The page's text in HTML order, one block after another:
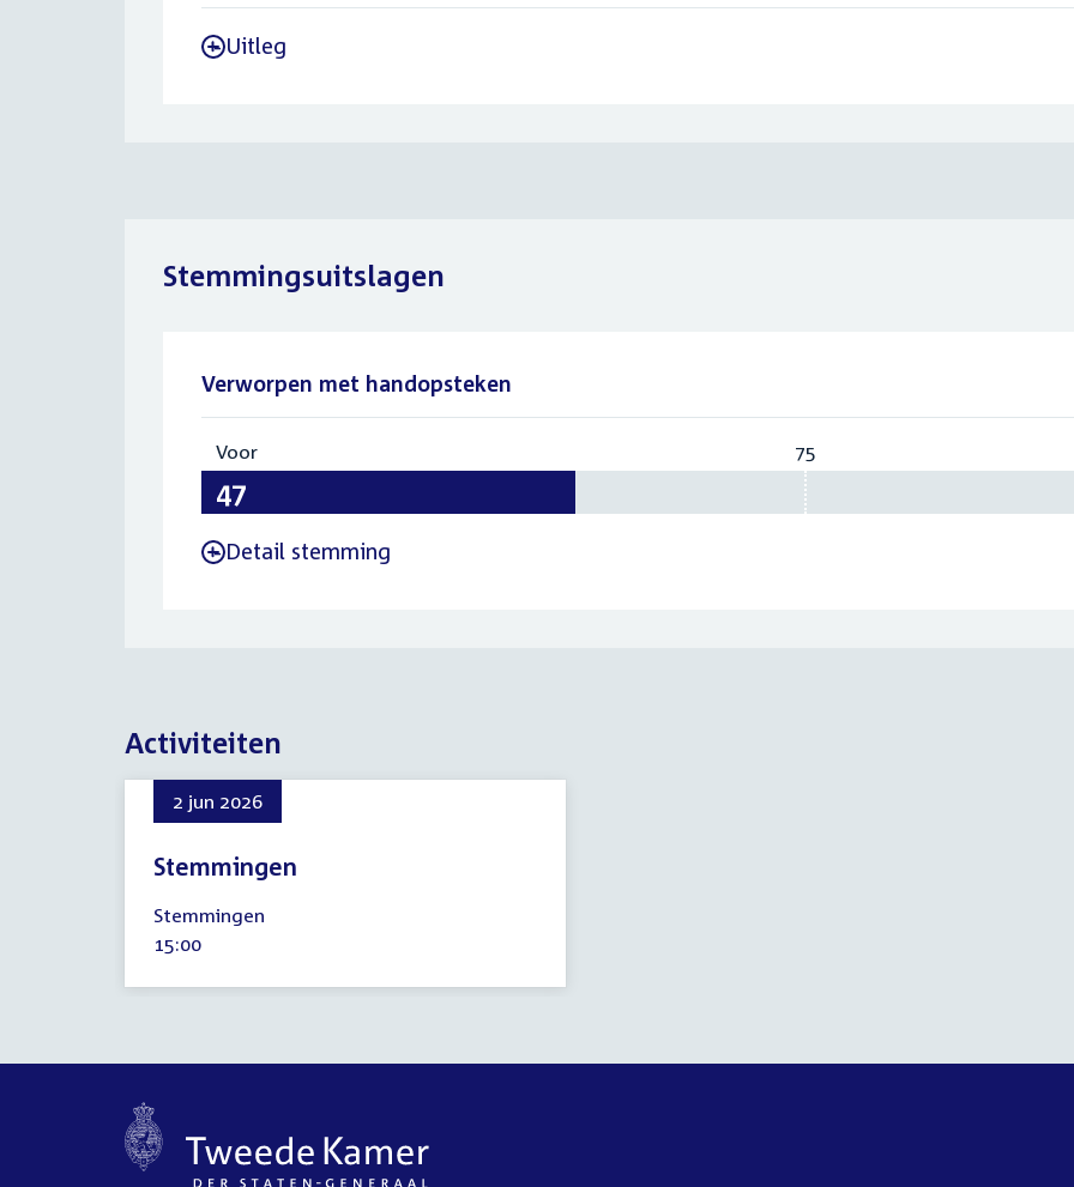
- Uitleg
Stemmingsuitslagen
Verworpen met handopsteken
Voor 75
- Detail stemming
Activiteiten
2 jun 2026
Stemmingen
juni
2026
Stemmingen
Tijd
15:00